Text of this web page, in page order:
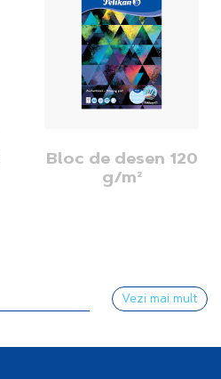
Bloc de desen 120
g/m²
Vezi mai mult